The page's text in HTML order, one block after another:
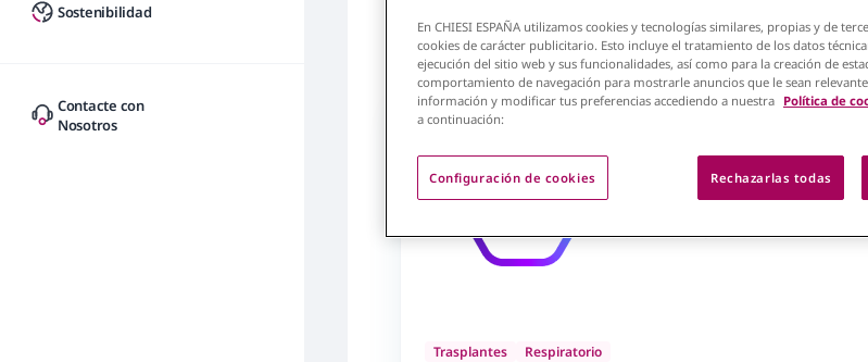
Sostenibilidad
Contacte con
Nosotros
8 Contenidos científicos relacionados con tu búsqueda
Trasplantes Respiratorio
En CHIESI ESPAÑA utilizamos cookies y tecnologías similares, propias y de
cookies de carácter publicitario. Esto incluye el tratamiento de los datos
ejecución del sitio web y sus funcionalidades, así como para la creación de
comportamiento de navegación para mostrarle anuncios que le sean
información y modificar tus preferencias accediendo a nuestra Política de
a continuación:
Configuración de cookies Rechazarlas todas